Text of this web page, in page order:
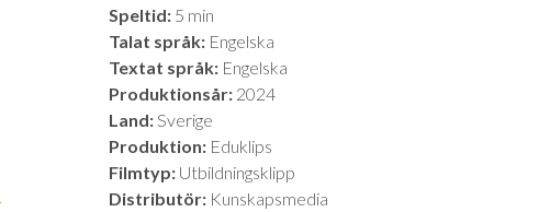
Speltid: 5 min
Talat språk: Engelska
Textat språk: Engelska
Produktionsår: 2024
Land:Sverige
Produktion: Eduklips
Filmtyp: Utbildningsklipp
Distributör: Kunskapsmedia